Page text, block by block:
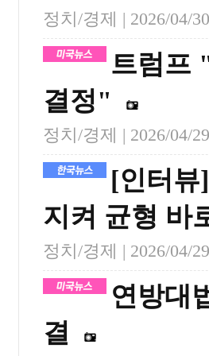
정치/경제 | 2026/04/30
트럼프
결정"
정치/경제 | 2026/04/29
[인터
지켜 균형 바
정치/경제 | 2026/04/29
연방대
결